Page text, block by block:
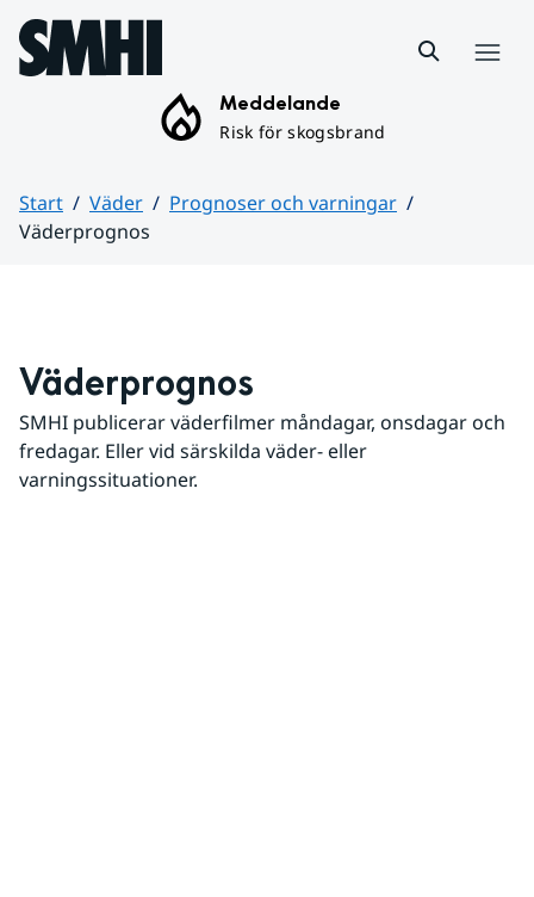
Hoppa till sidans innehåll
Meddelande
Risk för skogsbrand
Start Väder
Prognoser och varningar
Väderprognos
Väderprognos
SMHI publicerar väderfilmer måndagar, onsdagar och
fredagar. Eller vid särskilda väder- eller
varningssituationer.